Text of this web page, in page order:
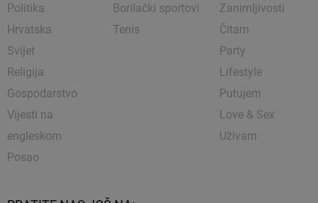
Politika
Hrvatska
Svijet
Religija
Gospodarstvo
Vijesti na
engleskom
Posao
Borilački sportovi
Tenis
Zanimljivosti
Čitam
Party
Lifestyle
Putujem
Love & Sex
Uživam